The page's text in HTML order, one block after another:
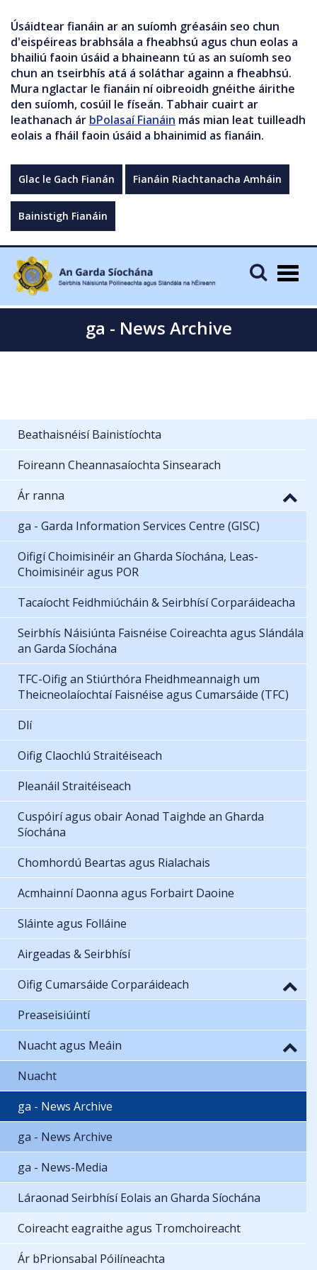
Úsáidtear fianáin ar an suíomh gréasáin seo chun
d'eispéireas brabhsála a fheabhsú agus chun eolas a
bhailiú faoin úsáid a bhaineann tú as an suíomh seo
chun an tseirbhís atá á soláthar againn a fheabhsú.
Mura nglactar le fianáin ní oibreoidh gnéithe áirithe
den suíomh, cosúil le físeán. Tabhair cuairt ar
leathanach ár bPolasaí Fianáin más mian leat tuilleadh
eolais a fháil faoin úsáid a bhainimid as fianáin.
Glac le Gach Fianán Fianáin Riachtanacha Amháin
Bainistigh Fianáin
ga - News Archive
Beathaisnéisí Bainistíochta
Foireann Cheannasaíochta Sinsearach
Ár ranna
ga - Garda Information Services Centre (GISC)
Oifigí Choimisinéir an Gharda Síochána, Leas-
Choimisinéir agus POR
Tacaíocht Feidhmiúcháin & Seirbhísí Corparáideacha
Seirbhís Náisiúnta Faisnéise Coireachta agus Slándála
an Garda Síochána
TFC-Oifig an Stiúrthóra Fheidhmeannaigh um
Theicneolaíochtaí Faisnéise agus Cumarsáide (TFC)
Dlí
Oifig Claochlú Straitéiseach
Pleanáil Straitéiseach
Cuspóirí agus obair Aonad Taighde an Gharda
Síochána
Chomhordú Beartas agus Rialachais
Acmhainní Daonna agus Forbairt Daoine
Sláinte agus Folláine
Airgeadas & Seirbhísí
Oifig Cumarsáide Corparáideach
Preaseisiúintí
Nuacht agus Meáin
Nuacht
ga - News Archive
ga - News Archive
ga - News-Media
Láraonad Seirbhísí Eolais an Gharda Síochána
Coireacht eagraithe agus Tromchoireacht
Ár bPrionsabal Póilíneachta